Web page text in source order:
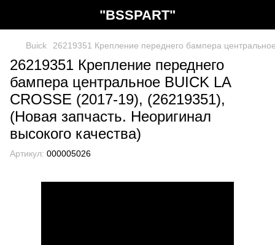
"BSSPART"
Buick 26219351 Крепление переднего бампера
26219351 Крепление переднего
бампера центральное BUICK LA
CROSSE (2017-19), (26219351),
(Новая запчасть. Неоригинал
высокого качества)
Артикул: 000005026